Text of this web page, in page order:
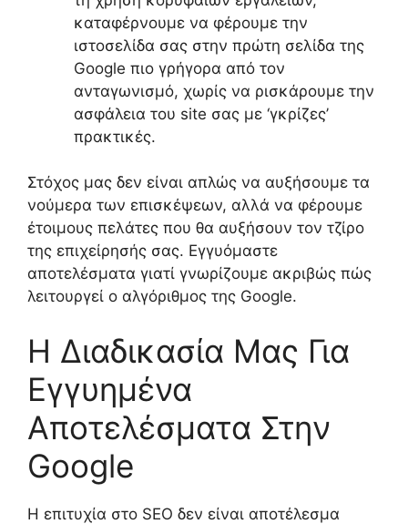
καταφέρνουμε να φέρουμε την
ιστοσελίδα σας στην πρώτη σελίδα της
Google πιο γρήγορα από τον
ανταγωνισμό, χωρίς να ρισκάρουμε την
ασφάλεια του site σας με ‘γκρίζες’
πρακτικές.
Στόχος μας δεν είναι απλώς να αυξήσουμε τα
νούμερα των επισκέψεων, αλλά να φέρουμε
έτοιμους πελάτες που θα αυξήσουν τον τζίρο
της επιχείρησής σας. Εγγυόμαστε
αποτελέσματα γιατί γνωρίζουμε ακριβώς πώς
λειτουργεί ο αλγόριθμος της Google.
Η Διαδικασία Μας Για
Εγγυημένα
Αποτελέσματα Στην
Google
Η επιτυχία στο SEO δεν είναι αποτέλεσμα